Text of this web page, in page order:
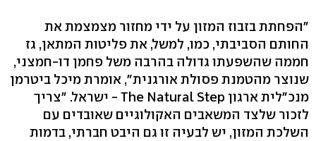
"הפחתת בזבוז המזון על ידי מחזור מצמצמת את
החותם הסביבתי, כמו, למשל, את פליטות המתאן, גז
חממה שהשפעתו גדולה בהרבה משל פחמן דו-חמצני,
שנוצר מהטמנת פסולת אורגנית", אומרת מיכל ביטרמן
מנכ"לית ארגון The Natural Step - ישראל. "צריך
לזכור שלצד המשאבים האקולוגיים שאובדים עם
השלכת המזון, יש לבעיה זו גם היבט חברתי, בדמות